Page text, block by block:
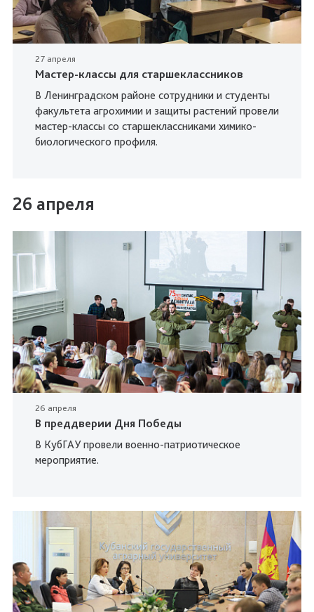
27 апреля
Мастер-классы для старшеклассников
В Ленинградском районе сотрудники и студенты
факультета агрохимии и защиты растений провели
мастер-классы со старшеклассниками химико-
биологического профиля.
26 апреля
26 апреля
В преддверии Дня Победы
В КубГАУ провели военно-патриотическое
мероприятие.